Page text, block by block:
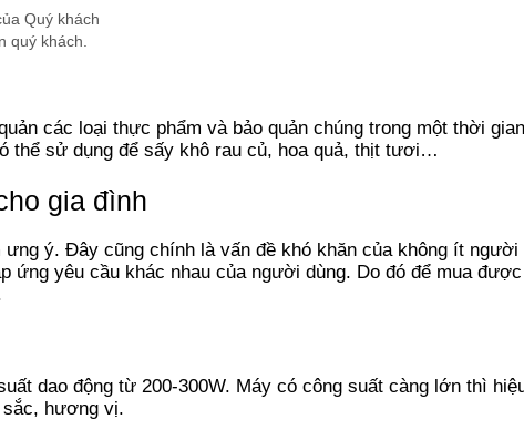
Quý khách
quý khách.
các loại thực phẩm và bảo quản chúng trong một thời
thể sử dụng để sấy khô rau củ, hoa quả, thịt tươi…
gia đình
ý. Đây cũng chính là vấn đề khó khăn của không ít
yêu cầu khác nhau của người dùng. Do đó để mua
dao động từ 200-300W. Máy có công suất càng lớn thì
hương vị.